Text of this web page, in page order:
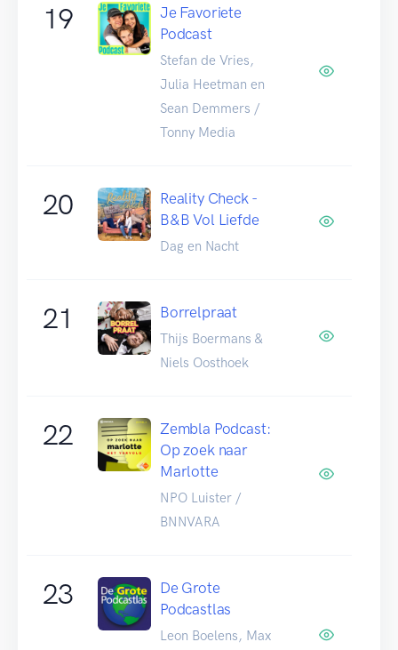
19
Je Favoriete
Podcast
Stefan de Vries,
Julia Heetman en
Sean Demmers /
Tonny Media
20
Reality Check -
B&B Vol Liefde
Dag en Nacht
21 Borrelpraat
Thijs Boermans &
Niels Oosthoek
22
Zembla Podcast:
Op zoek naar
Marlotte
NPO Luister /
BNNVARA
23
De Grote
Podcastlas
Leon Boelens, Max